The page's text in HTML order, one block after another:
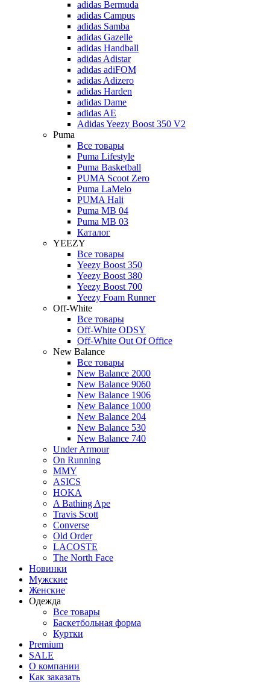
adidas Bermuda
adidas Campus
adidas Samba
adidas Gazelle
adidas Handball
adidas Adistar
adidas adiFOM
adidas Adizero
adidas Harden
adidas Dame
adidas AE
Adidas Yeezy Boost 350 V2
Puma
Все товары
Puma Lifestyle
Puma Basketball
PUMA Scoot Zero
Puma LaMelo
PUMA Hali
Puma MB 04
Puma MB 03
Каталог
YEEZY
Все товары
Yeezy Boost 350
Yeezy Boost 380
Yeezy Boost 700
Yeezy Foam Runner
Off-White
Все товары
Off-White ODSY
Off-White Out Of Office
New Balance
Все товары
New Balance 2000
New Balance 9060
New Balance 1906
New Balance 1000
New Balance 204
New Balance 530
New Balance 740
Under Armour
On Running
MMY
ASICS
HOKA
A Bathing Ape
Travis Scott
Converse
Old Order
LACOSTE
The North Face
Новинки
Мужские
Женские
Одежда
Все товары
Баскетбольная форма
Куртки
Premium
SALE
О компании
Как заказать